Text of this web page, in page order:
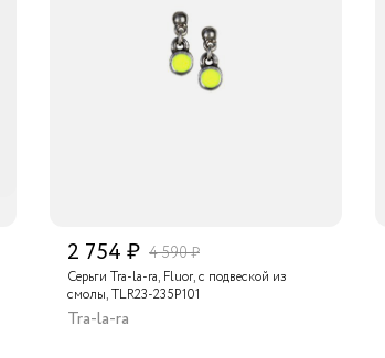
2 754 ₽ 4 590 ₽
Серьги Tra-la-ra, Fluor, с подвеской из
смолы, TLR23-235P101
Tra-la-ra